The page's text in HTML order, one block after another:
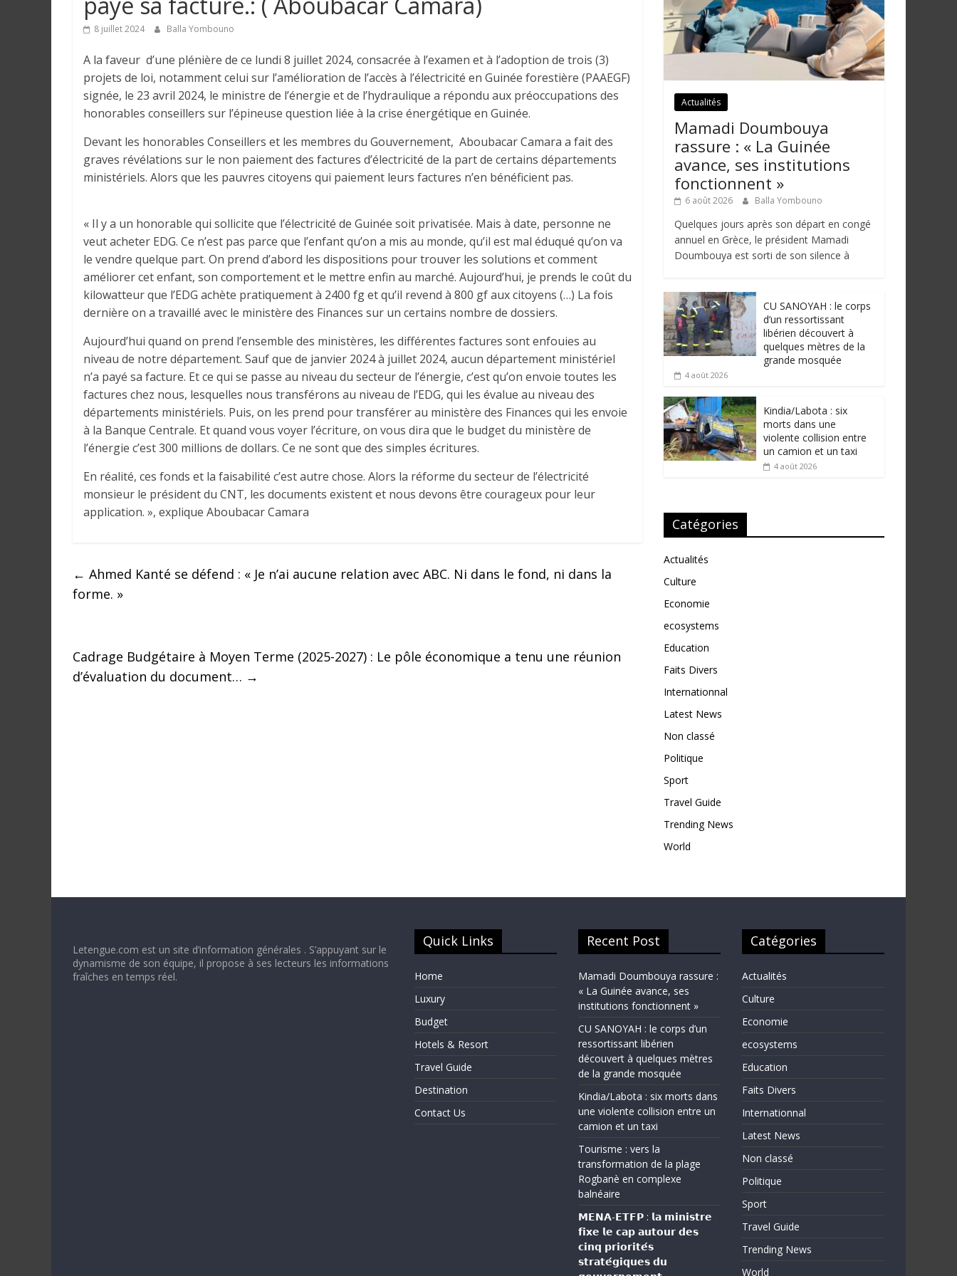
e
e
e
a
n
s
8 juillet 2024 Balla Yombouno
A la faveur d’une plénière de ce lundi 8 juillet 2024, consacrée à l’examen et à l’adoption de trois (3)
projets de loi, notamment celui sur l’amélioration de l’accès à l’électricité en Guinée forestière (PAAEGF)
signée, le 23 avril 2024, le ministre de l’énergie et de l’hydraulique a répondu aux préoccupations des
honorables conseillers sur l’épineuse question liée à la crise énergétique en Guinée.
Devant les honorables Conseillers et les membres du Gouvernement, Aboubacar Camara a fait des
graves révélations sur le non paiement des factures d’électricité de la part de certains départements
ministériels. Alors que les pauvres citoyens qui paiement leurs factures n’en bénéficient pas.
« Il y a un honorable qui sollicite que l’électricité de Guinée soit privatisée. Mais à date, personne ne
veut acheter EDG. Ce n’est pas parce que l’enfant qu’on a mis au monde, qu’il est mal éduqué qu’on va
le vendre quelque part. On prend d’abord les dispositions pour trouver les solutions et comment
améliorer cet enfant, son comportement et le mettre enfin au marché. Aujourd’hui, je prends le coût du
kilowatteur que l’EDG achète pratiquement à 2400 fg et qu’il revend à 800 gf aux citoyens (…) La fois
dernière on a travaillé avec le ministère des Finances sur un certains nombre de dossiers.
Aujourd’hui quand on prend l’ensemble des ministères, les différentes factures sont enfouies au
niveau de notre département. Sauf que de janvier 2024 à juillet 2024, aucun département ministériel
n’a payé sa facture. Et ce qui se passe au niveau du secteur de l’énergie, c’est qu’on envoie toutes les
factures chez nous, lesquelles nous transférons au niveau de l’EDG, qui les évalue au niveau des
départements ministériels. Puis, on les prend pour transférer au ministère des Finances qui les envoie
à la Banque Centrale. Et quand vous voyer l’écriture, on vous dira que le budget du ministère de
l’énergie c’est 300 millions de dollars. Ce ne sont que des simples écritures.
En réalité, ces fonds et la faisabilité c’est autre chose. Alors la réforme du secteur de l’électricité
monsieur le président du CNT, les documents existent et nous devons être courageux pour leur
application. », explique Aboubacar Camara
← Ahmed Kanté se défend : « Je n’ai aucune relation avec ABC. Ni dans le fond, ni dans la
forme. »
Cadrage Budgétaire à Moyen Terme (2025-2027) : Le pôle économique a tenu une réunion
d’évaluation du document… →
Actualités
Mamadi Doumbouya
rassure : « La Guinée
avance, ses institutions
fonctionnent »
6 août 2026 Balla Yombouno
Quelques jours après son départ en congé
annuel en Grèce, le président Mamadi
Doumbouya est sorti de son silence à
CU SANOYAH : le corps
d’un ressortissant
libérien découvert à
quelques mètres de la
grande mosquée
4 août 2026
Kindia/Labota : six
morts dans une
violente collision entre
un camion et un taxi
4 août 2026
Catégories
Actualités
Culture
Economie
ecosystems
Education
Faits Divers
Internationnal
Latest News
Non classé
Politique
Sport
Travel Guide
Trending News
World
Letengue.com est un site d’information générales . S’appuyant sur le
dynamisme de son équipe, il propose à ses lecteurs les informations
fraîches en temps réel.
Quick Links
Home
Luxury
Budget
Hotels & Resort
Travel Guide
Destination
Contact Us
Recent Post
Mamadi Doumbouya rassure :
« La Guinée avance, ses
institutions fonctionnent »
CU SANOYAH : le corps d’un
ressortissant libérien
découvert à quelques mètres
de la grande mosquée
Kindia/Labota : six morts dans
une violente collision entre un
camion et un taxi
Tourisme : vers la
transformation de la plage
Rogbanè en complexe
balnéaire
𝗠𝗘𝗡𝗔-𝗘𝗧𝗙𝗣 : 𝗹𝗮 𝗺𝗶𝗻𝗶𝘀𝘁𝗿𝗲
𝗳𝗶𝘅𝗲 𝗹𝗲 𝗰𝗮𝗽 𝗮𝘂𝘁𝗼𝘂𝗿 𝗱𝗲𝘀
𝗰𝗶𝗻𝗾 𝗽𝗿𝗶𝗼𝗿𝗶𝘁𝗲́𝘀
𝘀𝘁𝗿𝗮𝘁𝗲́𝗴𝗶𝗾𝘂𝗲𝘀 𝗱𝘂
Catégories
Actualités
Culture
Economie
ecosystems
Education
Faits Divers
Internationnal
Latest News
Non classé
Politique
Sport
Travel Guide
Trending News
World